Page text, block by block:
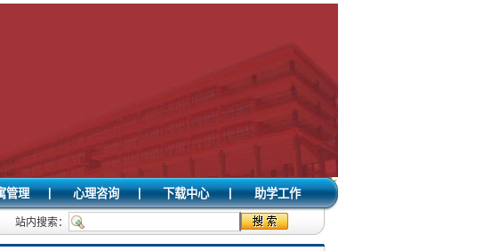
管理 | 心理咨询 | 下载中心 | 助学工作
站内搜索：